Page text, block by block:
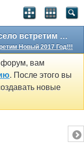
Есть предложение! Давайте весело встретим Новый 2017 Год!!!
Новый 2017 Год!!!
форум, вам
. После этого вы
новые